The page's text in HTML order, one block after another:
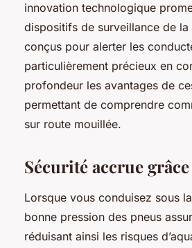
innovation technologique
dispositifs de surveillance de la
conçus pour alerter les
particulièrement précieux en
profondeur les avantages de
permettant de comprendre
sur route mouillée.
Sécurité accrue
Lorsque vous conduisez sous
bonne pression des pneus
réduisant ainsi les risques